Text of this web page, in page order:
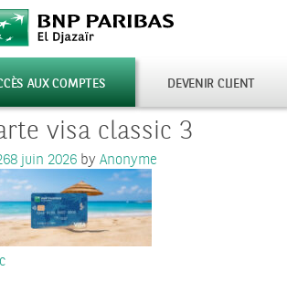
DEVENIR CLIENT
AUX COMPTES
visa classic 3
8 juin 2026 by Anonyme